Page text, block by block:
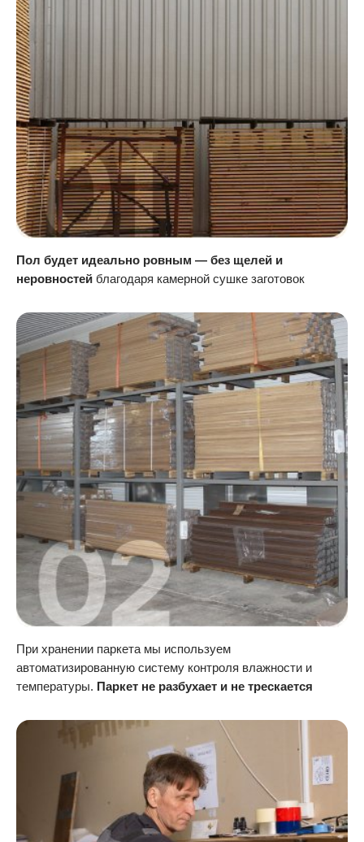
Пол будет идеально ровным — без щелей и
неровностей благодаря камерной сушке заготовок
При хранении паркета мы используем
автоматизированную систему контроля влажности и
температуры. Паркет не разбухает и не трескается